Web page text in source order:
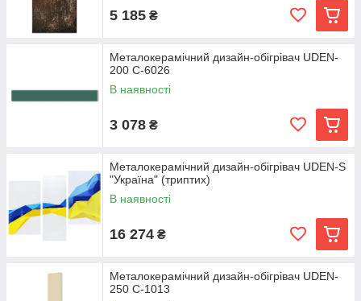
5 185 ₴
Металокерамічний дизайн-обігрівач UDEN-
200 C-6026
В наявності
3 078 ₴
Металокерамічний дизайн-обігрівач UDEN-S
"Україна" (триптих)
В наявності
16 274 ₴
Металокерамічний дизайн-обігрівач UDEN-
250 C-1013